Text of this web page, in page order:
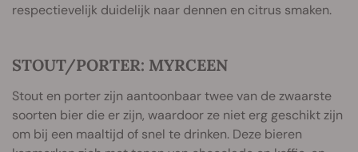
respectievelijk duidelijk naar dennen en citrus smaken.
STOUT/PORTER: MYRCEEN
Stout en porter zijn aantoonbaar twee van de zwaarste
soorten bier die er zijn, waardoor ze niet erg geschikt zijn
om bij een maaltijd of snel te drinken. Deze bieren